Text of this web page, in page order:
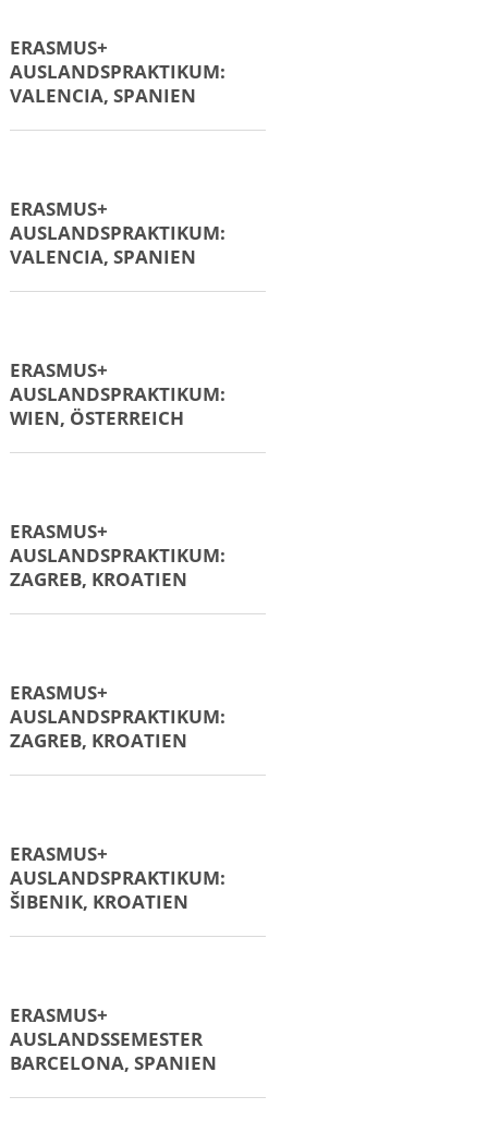
ERASMUS+
AUSLANDSPRAKTIKUM:
VALENCIA, SPANIEN